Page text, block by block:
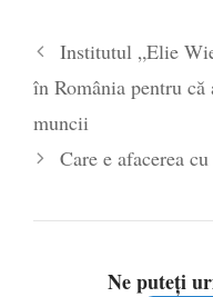
Institutul „Elie
în România pentru
muncii
Care e afacerea
Ne puteți